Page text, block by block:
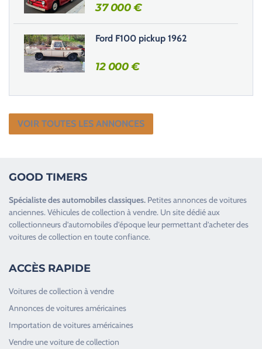
37 000€
Ford F100 pickup 1962
12 000€
VOIR TOUTES LES ANNONCES
GOOD TIMERS
Spécialiste desautomobiles classiques. Petites annonces devoitures
anciennes.Véhicules de collection à vendre. Un site dédié aux
collectionneurs d’automobiles d’époque leur permettant d’acheter des
voitures de collection en toute confiance.
ACCÈS RAPIDE
Voitures de collection à vendre
Annonces de voitures américaines
Importation de voitures américaines
Vendre une voiture de collection